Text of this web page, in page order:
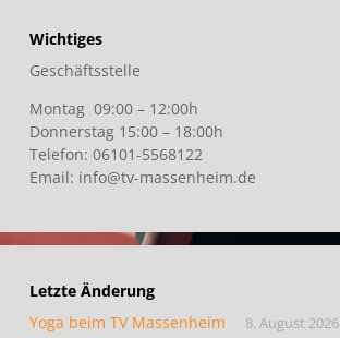
Wichtiges
Geschäftsstelle
Montag 09:00 – 12:00h
Donnerstag 15:00 – 18:00h
Telefon: 06101-5568122
Email: info@tv-massenheim.de
Letzte Änderung
Yoga beim TV Massenheim
8. August 2026